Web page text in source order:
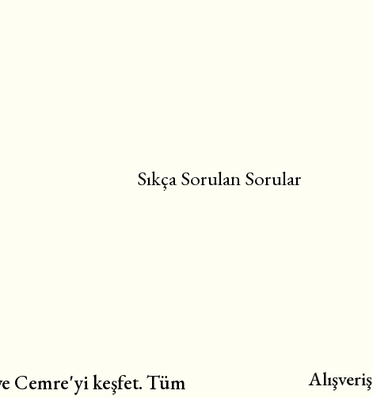
Sıkça Sorulan Sorular
Cemre'yi keşfet. Tüm
Alışveriş